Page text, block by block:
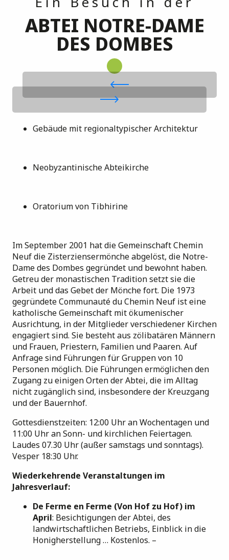
ABTEI NOTRE-DAME
DES DOMBES
Gebäude mit regionaltypischer Architektur
Neobyzantinische Abteikirche
Oratorium von Tibhirine
Im September 2001 hat die Gemeinschaft Chemin
Neuf die Zisterziensermönche abgelöst, die Notre-
Dame des Dombes gegründet und bewohnt haben.
Getreu der monastischen Tradition setzt sie die
Arbeit und das Gebet der Mönche fort. Die 1973
gegründete Communauté du Chemin Neuf ist eine
katholische Gemeinschaft mit ökumenischer
Ausrichtung, in der Mitglieder verschiedener Kirchen
engagiert sind. Sie besteht aus zölibatären Männern
und Frauen, Priestern, Familien und Paaren. Auf
Anfrage sind Führungen für Gruppen von 10
Personen möglich. Die Führungen ermöglichen den
Zugang zu einigen Orten der Abtei, die im Alltag
nicht zugänglich sind, insbesondere der Kreuzgang
und der Bauernhof.
Gottesdienstzeiten: 12:00 Uhr an Wochentagen und
11:00 Uhr an Sonn- und kirchlichen Feiertagen.
Laudes 07.30 Uhr (außer samstags und sonntags).
Vesper 18:30 Uhr.
Wiederkehrende Veranstaltungen im
Jahresverlauf:
De Ferme en Ferme (Von Hof zu Hof) im
April: Besichtigungen der Abtei, des
landwirtschaftlichen Betriebs, Einblick in die
Honigherstellung … Kostenlos. –